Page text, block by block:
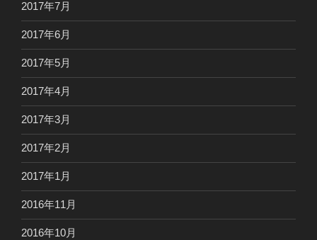
2017年7月
2017年6月
2017年5月
2017年4月
2017年3月
2017年2月
2017年1月
2016年11月
2016年10月